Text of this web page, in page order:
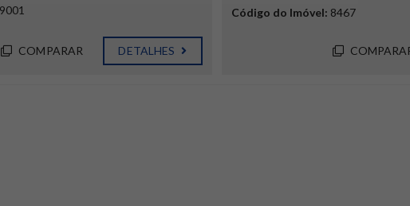
9001
COMPARAR DETALHES
Código do Imóvel: 8467